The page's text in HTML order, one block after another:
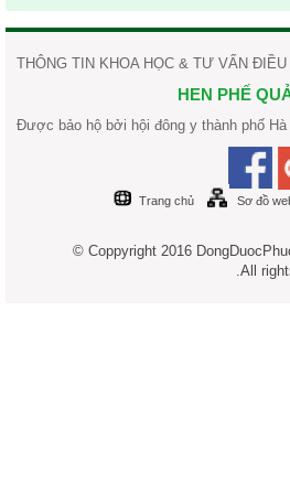
THÔNG TIN KHOA HỌC & TƯ VẤN
HEN PHẾ
Được bảo hộ bởi hội đông y thành phố Hà
Trang chủ Sơ đồ
© Coppyright 2016
.All